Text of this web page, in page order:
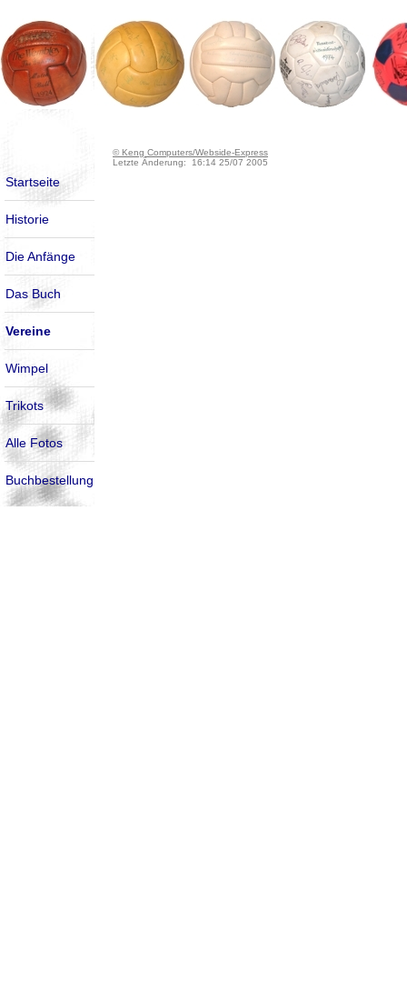
Startseite
Historie
Die Anfänge
Das Buch
Vereine
Wimpel
Trikots
Alle Fotos
Buchbestellung
© Keng Computers/Webside-Express
Letzte Änderung: 16:14 25/07 2005